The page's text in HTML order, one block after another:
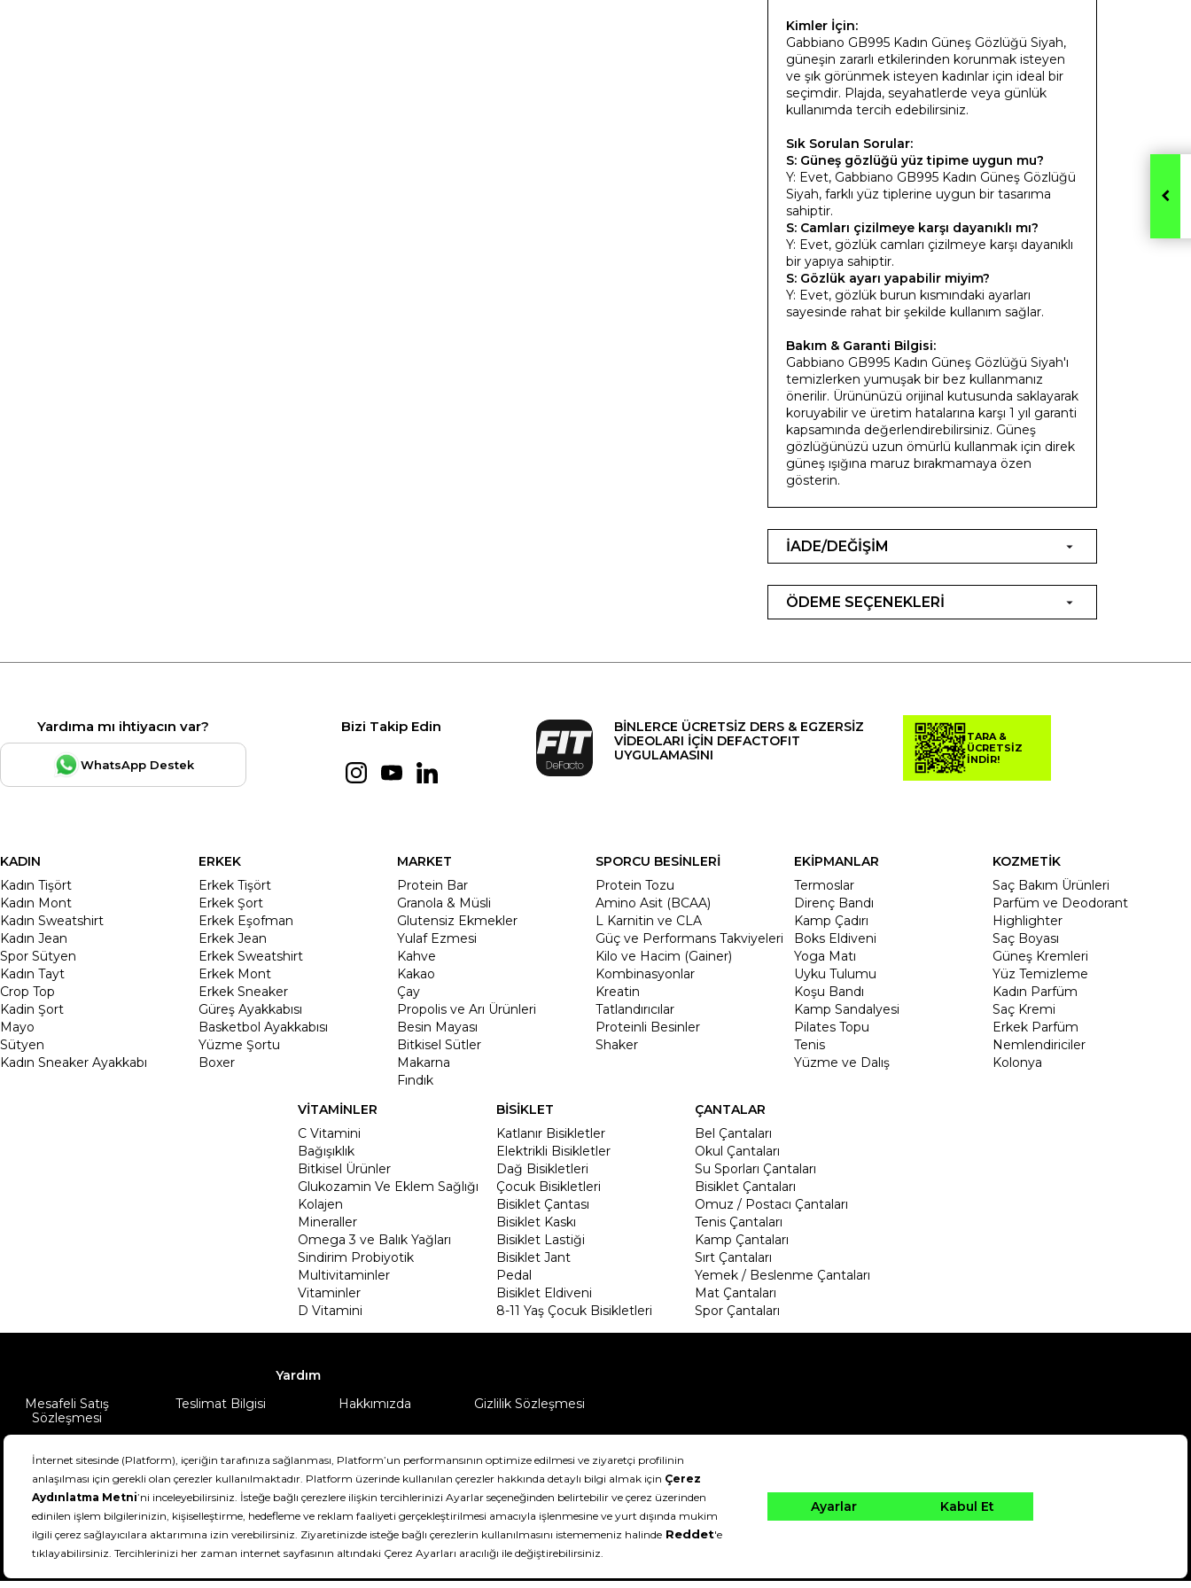
Kimler İçin:
Gabbiano GB995 Kadın Güneş Gözlüğü Siyah,
güneşin zararlı etkilerinden korunmak isteyen
ve şık görünmek isteyen kadınlar için ideal bir
seçimdir. Plajda, seyahatlerde veya günlük
kullanımda tercih edebilirsiniz.
Sık Sorulan Sorular:
S: Güneş gözlüğü yüz tipime uygun mu?
Y: Evet, Gabbiano GB995 Kadın Güneş Gözlüğü
Siyah, farklı yüz tiplerine uygun bir tasarıma
sahiptir.
S: Camları çizilmeye karşı dayanıklı mı?
Y: Evet, gözlük camları çizilmeye karşı dayanıklı
bir yapıya sahiptir.
S: Gözlük ayarı yapabilir miyim?
Y: Evet, gözlük burun kısmındaki ayarları
sayesinde rahat bir şekilde kullanım sağlar.
Bakım & Garanti Bilgisi:
Gabbiano GB995 Kadın Güneş Gözlüğü Siyah'ı
temizlerken yumuşak bir bez kullanmanız
önerilir. Ürününüzü orijinal kutusunda saklayarak
koruyabilir ve üretim hatalarına karşı 1 yıl garanti
kapsamında değerlendirebilirsiniz. Güneş
gözlüğünüzü uzun ömürlü kullanmak için direk
güneş ışığına maruz bırakmamaya özen
gösterin.
İADE/DEĞİŞİM
ÖDEME SEÇENEKLERİ
Yardıma mı ihtiyacın var?
WhatsApp Destek
Bizi Takip Edin
BİNLERCE ÜCRETSİZ DERS & EGZERSİZ
VİDEOLARI İÇİN DEFACTOFIT
UYGULAMASINI
TARA &
ÜCRETSİZ
İNDİR!
KADIN
Kadın Tişört
Kadın Mont
Kadın Sweatshirt
Kadın Jean
Spor Sütyen
Kadın Tayt
Crop Top
Kadin Şort
Mayo
Sütyen
Kadın Sneaker Ayakkabı
ERKEK
Erkek Tişört
Erkek Şort
Erkek Eşofman
Erkek Jean
Erkek Sweatshirt
Erkek Mont
Erkek Sneaker
Güreş Ayakkabısı
Basketbol Ayakkabısı
Yüzme Şortu
Boxer
MARKET
Protein Bar
Granola & Müsli
Glutensiz Ekmekler
Yulaf Ezmesi
Kahve
Kakao
Çay
Propolis ve Arı Ürünleri
Besin Mayası
Bitkisel Sütler
Makarna
Fındık
SPORCU BESİNLERİ
Protein Tozu
Amino Asit (BCAA)
L Karnitin ve CLA
Güç ve Performans Takviyeleri
Kilo ve Hacim (Gainer)
Kombinasyonlar
Kreatin
Tatlandırıcılar
Proteinli Besinler
Shaker
EKİPMANLAR
Termoslar
Direnç Bandı
Kamp Çadırı
Boks Eldiveni
Yoga Matı
Uyku Tulumu
Koşu Bandı
Kamp Sandalyesi
Pilates Topu
Tenis
Yüzme ve Dalış
KOZMETİK
Saç Bakım Ürünleri
Parfüm ve Deodorant
Highlighter
Saç Boyası
Güneş Kremleri
Yüz Temizleme
Kadın Parfüm
Saç Kremi
Erkek Parfüm
Nemlendiriciler
Kolonya
VİTAMİNLER
C Vitamini
Bağışıklık
Bitkisel Ürünler
Glukozamin Ve Eklem Sağlığı
Kolajen
Mineraller
Omega 3 ve Balık Yağları
Sindirim Probiyotik
Multivitaminler
Vitaminler
D Vitamini
BİSİKLET
Katlanır Bisikletler
Elektrikli Bisikletler
Dağ Bisikletleri
Çocuk Bisikletleri
Bisiklet Çantası
Bisiklet Kaskı
Bisiklet Lastiği
Bisiklet Jant
Pedal
Bisiklet Eldiveni
8-11 Yaş Çocuk Bisikletleri
ÇANTALAR
Bel Çantaları
Okul Çantaları
Su Sporları Çantaları
Bisiklet Çantaları
Omuz / Postacı Çantaları
Tenis Çantaları
Kamp Çantaları
Sırt Çantaları
Yemek / Beslenme Çantaları
Mat Çantaları
Spor Çantaları
Yardım
Mesafeli Satış
Sözleşmesi
Teslimat Bilgisi Hakkımızda Gizlilik Sözleşmesi
DeFactoFIT ©️ 2022-2026. Tüm hakları saklıdır.